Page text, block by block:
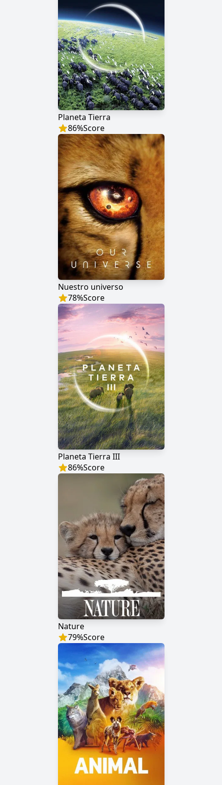
Planeta Tierra
86%Score
Nuestro universo
78%Score
Planeta Tierra III
86%Score
Nature
79%Score